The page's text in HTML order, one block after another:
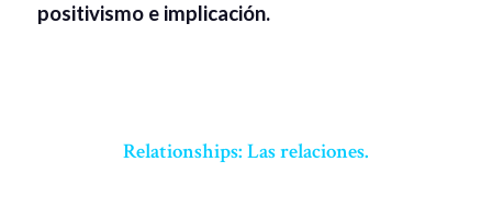
positivismo e implicación.
Relationships: Las relaciones.